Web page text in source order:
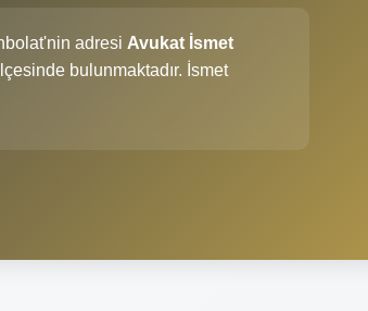
adresi Avukat İsmet
bulunmaktadır. İsmet